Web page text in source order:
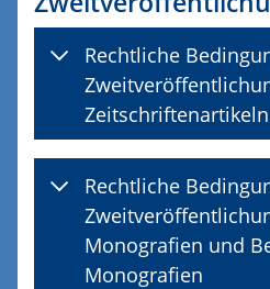
Rechtliche
Zeitschriftenartikeln
Rechtliche
Monografien und
Monografien